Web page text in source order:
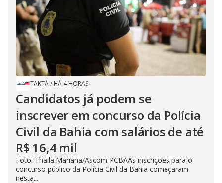
TAKTÁ/ HÁ 4 HORAS
Candidatos já podem se
inscrever em concurso da Polícia
Civil da Bahia com salários de até
R$ 16,4 mil
Foto: Thaila Mariana/Ascom-PCBAAs inscrições para o
concurso público da Polícia Civil da Bahia começaram
nesta...